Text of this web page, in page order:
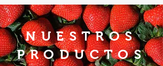
NUESTROS
PRODUCTOS